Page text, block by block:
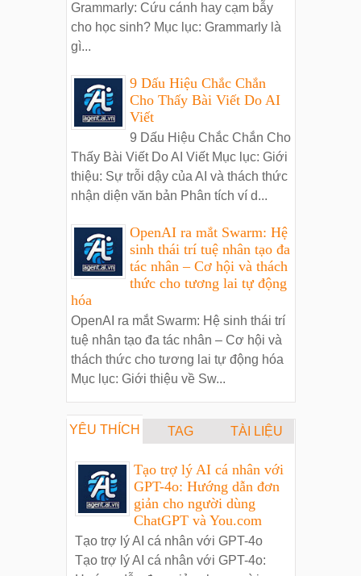
Grammarly: Cứu cánh hay cạm bẫy
cho học sinh? Mục lục: Grammarly là
gì...
9 Dấu Hiệu Chắc Chắn
Cho Thấy Bài Viết Do AI
Viết
9 Dấu Hiệu Chắc Chắn Cho
Thấy Bài Viết Do AI Viết Mục lục: Giới
thiệu: Sự trỗi dậy của AI và thách thức
nhận diện văn bản Phân tích ví d...
OpenAI ra mắt Swarm: Hệ
sinh thái trí tuệ nhân tạo đa
tác nhân – Cơ hội và thách
thức cho tương lai tự động
hóa
OpenAI ra mắt Swarm: Hệ sinh thái trí
tuệ nhân tạo đa tác nhân – Cơ hội và
thách thức cho tương lai tự động hóa
Mục lục: Giới thiệu về Sw...
YÊU THÍCH TAG TÀI LIỆU
Tạo trợ lý AI cá nhân với
GPT-4o: Hướng dẫn đơn
giản cho người dùng
ChatGPT và You.com
Tạo trợ lý AI cá nhân với GPT-4o
Tạo trợ lý AI cá nhân với GPT-4o: